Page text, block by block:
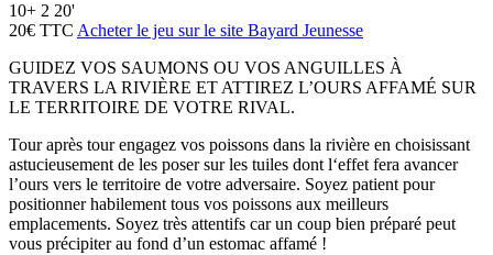
10+ 2 20'
20€ TTC Acheter le jeu sur le site Bayard Jeunesse
GUIDEZ VOS SAUMONS OU VOS ANGUILLES À
TRAVERS LA RIVIÈRE ET ATTIREZ L’OURS AFFAMÉ SUR
LE TERRITOIRE DE VOTRE RIVAL.
Tour après tour engagez vos poissons dans la rivière en choisissant
astucieusement de les poser sur les tuiles dont l‘effet fera avancer
l’ours vers le territoire de votre adversaire. Soyez patient pour
positionner habilement tous vos poissons aux meilleurs
emplacements. Soyez très attentifs car un coup bien préparé peut
vous précipiter au fond d’un estomac affamé !